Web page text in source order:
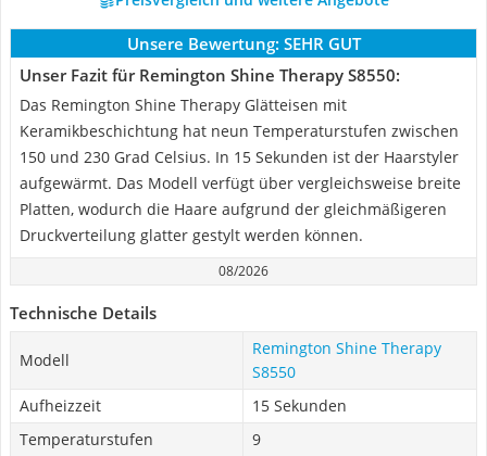
Unsere Bewertung: SEHR GUT
Unser Fazit für Remington Shine Therapy S8550:
Das Remington Shine Therapy Glätteisen mit
Keramikbeschichtung hat neun Temperaturstufen zwischen
150 und 230 Grad Celsius. In 15 Sekunden ist der Haarstyler
aufgewärmt. Das Modell verfügt über vergleichsweise breite
Platten, wodurch die Haare aufgrund der gleichmäßigeren
Druckverteilung glatter gestylt werden können.
08/2026
Technische Details
Modell
Remington Shine Therapy
S8550
Aufheizzeit
15 Sekunden
Temperaturstufen
9